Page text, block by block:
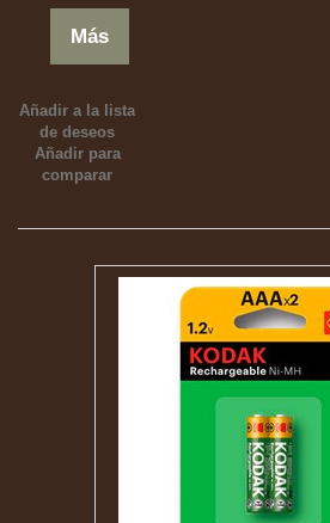
Más
Añadir a la lista
de deseos
Añadir para
comparar